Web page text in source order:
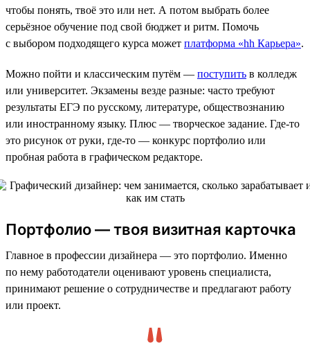
чтобы понять, твоё это или нет. А потом выбрать более
серьёзное обучение под свой бюджет и ритм. Помочь
с выбором подходящего курса может платформа «hh Карьера».
Можно пойти и классическим путём — поступить в колледж
или университет. Экзамены везде разные: часто требуют
результаты ЕГЭ по русскому, литературе, обществознанию
или иностранному языку. Плюс — творческое задание. Где-то
это рисунок от руки, где-то — конкурс портфолио или
пробная работа в графическом редакторе.
Портфолио — твоя визитная карточка
Главное в профессии дизайнера — это портфолио. Именно
по нему работодатели оценивают уровень специалиста,
принимают решение о сотрудничестве и предлагают работу
или проект.